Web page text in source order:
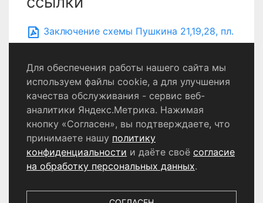
Заключение схемы Пушкина 21,19,28, пл.
Ленина 4, Сиреневая 4А
Политика конфиденциальности
Согласие на обработку персональных данных
© 2024 - 2026 Сетевое издание «Информационный
портал Щёлково». Свидетельство о регистрации СМИ
Выдано Федеральной службой по надзору в сфере
связи, информационных технологий и массовых
Для обеспечения работы нашего сайта мы
используем файлы cookie, а для улучшения
качества обслуживания - сервис веб-
аналитики Яндекс.Метрика. Нажимая
кнопку «Согласен», вы подтверждаете, что
принимаете нашу политику
конфиденциальности и даёте своё согласие
на обработку персональных данных.